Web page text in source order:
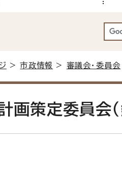
>市政情報 > 審議会・委員会
画策定委員会